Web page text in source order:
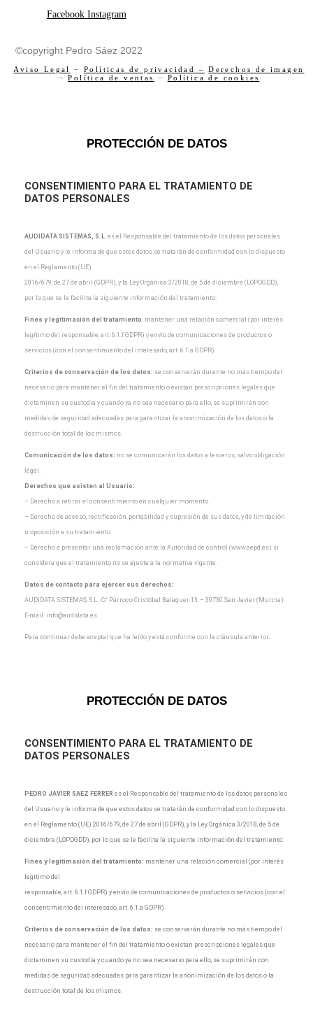
Facebook Instagram
©copyright Pedro Sáez 2022
Aviso Legal – Políticas de privacidad –
Derechos de imagen
–Política de ventas – Política de cookies
PROTECCIÓN DE DATOS
CONSENTIMIENTO PARA EL TRATAMIENTO DE
DATOS PERSONALES
AUDIDATA SISTEMAS, S.L es el Responsable del tratamiento de los datos personales
del Usuario y le informa de que estos datos se tratarán de conformidad con lo dispuesto
en el Reglamento (UE)
2016/679, de 27 de abril (GDPR), y la Ley Orgánica 3/2018, de 5 de diciembre (LOPDGDD),
por lo que se le facilita la siguiente información del tratamiento:
Fines y legitimación del tratamiento : mantener una relación comercial (por interés
legítimo del responsable, art. 6.1.f GDPR) y envío de comunicaciones de productos o
servicios (con el consentimiento del interesado, art. 6.1.a GDPR).
Criterios de conservación de los datos: se conservarán durante no más tiempo del
necesario para mantener el fin del tratamiento o existan prescripciones legales que
dictaminen su custodia y cuando ya no sea necesario para ello, se suprimirán con
medidas de seguridad adecuadas para garantizar la anonimización de los datos o la
destrucción total de los mismos.
Comunicación de los datos: no se comunicarán los datos a terceros, salvo obligación
legal.
Derechos que asisten al Usuario:
– Derecho a retirar el consentimiento en cualquier momento.
– Derecho de acceso, rectificación, portabilidad y supresión de sus datos, y de limitación
u oposición a su tratamiento.
– Derecho a presentar una reclamación ante la Autoridad de control (www.aepd.es) si
considera que el tratamiento no se ajusta a la normativa vigente.
Datos de contacto para ejercer sus derechos:
AUDIDATA SISTEMAS, S.L.. C/ Párroco Cristóbal Balaguer, 13, – 30730 San Javier (Murcia).
E-mail: info@audidata.es
Para continuar debe aceptar que ha leído y está conforme con la cláusula anterior.
PROTECCIÓN DE DATOS
CONSENTIMIENTO PARA EL TRATAMIENTO DE
DATOS PERSONALES
PEDRO JAVIER SAEZ FERRER es el Responsable del tratamiento de los datos personales
del Usuario y le informa de que estos datos se tratarán de conformidad con lo dispuesto
en el Reglamento (UE) 2016/679, de 27 de abril (GDPR), y la Ley Orgánica 3/2018, de 5 de
diciembre (LOPDGDD), por lo que se le facilita la siguiente información del tratamiento:
Fines y legitimación del tratamiento: mantener una relación comercial (por interés
legítimo del
responsable, art. 6.1.f GDPR) y envío de comunicaciones de productos o servicios (con el
consentimiento del interesado, art. 6.1.a GDPR).
Criterios de conservación de los datos: se conservarán durante no más tiempo del
necesario para mantener el fin del tratamiento o existan prescripciones legales que
dictaminen su custodia y cuando ya no sea necesario para ello, se suprimirán con
medidas de seguridad adecuadas para garantizar la anonimización de los datos o la
destrucción total de los mismos.